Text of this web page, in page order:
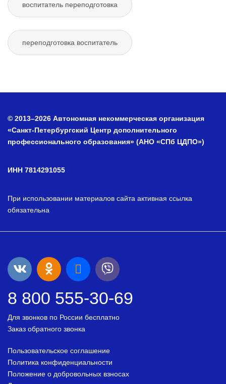
воспитатель переподготовка
переподготовка воспитатель
© 2013–2026 Автономная некоммерческая организация
«Санкт-Петербургский Центр дополнительного
профессионального образования» (АНО «СПб ЦДПО»)
ИНН 7814291055
При использовании материалов сайта активная ссылка
обязательна
8 800 555-30-69
Для звонков по России бесплатно
Заказ обратного звонка
Пользовательское соглашение
Политика конфиденциальности
Положение о добровольных взносах